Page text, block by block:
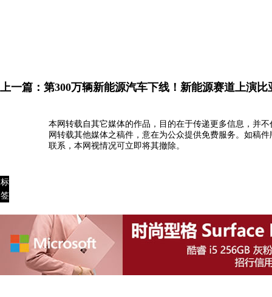
上一篇： 第300万辆新能源汽车下线！新能源赛道上演比
本网转载自其它媒体的作品，目的在于传递更多信息，并
网转载其他媒体之稿件，意在为公众提供免费服务。如稿
联系，本网视情况可立即将其撤除。
标
签